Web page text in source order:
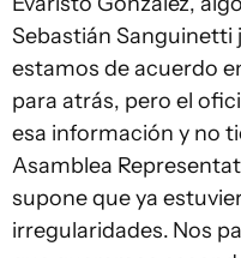
Sebastián
estamos de acuerdo
para atrás, pero el
esa información y no
Asamblea
supone que ya
irregularidades. Nos